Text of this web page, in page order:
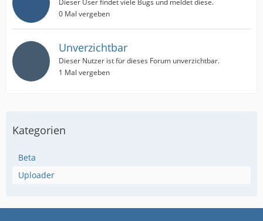
0 Mal vergeben
Unverzichtbar
Dieser Nutzer ist für dieses Forum unverzichtbar.
1 Mal vergeben
Kategorien
Beta
Uploader